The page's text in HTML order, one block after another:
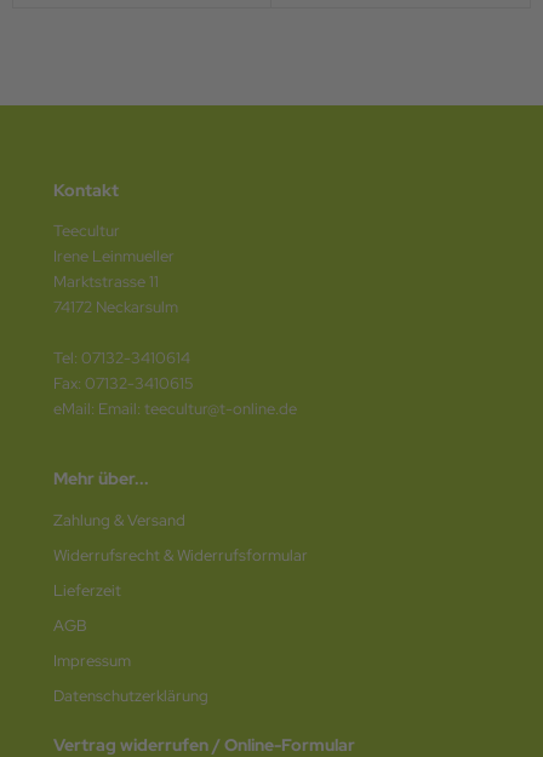
Kontakt
Teecultur
Irene Leinmueller
Marktstrasse 11
74172 Neckarsulm
Tel: 07132-3410614
Fax: 07132-3410615
eMail: Email: teecultur@t-online.de
Mehr über...
Zahlung & Versand
Widerrufsrecht & Widerrufsformular
Lieferzeit
AGB
Impressum
Datenschutz­erklärung
Vertrag widerrufen / Online-Formular